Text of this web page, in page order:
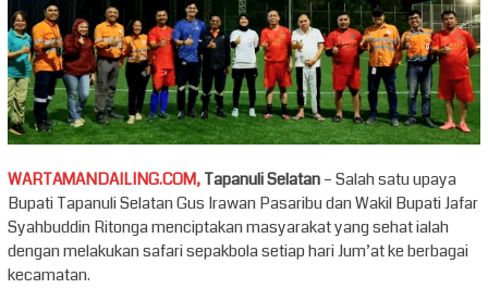
WARTAMANDAILING.COM,Tapanuli Selatan– Salah satu upaya
Bupati Tapanuli Selatan Gus Irawan Pasaribu dan Wakil Bupati Jafar
Syahbuddin Ritonga menciptakan masyarakat yang sehat ialah
dengan melakukan safari sepakbola setiap hari Jum’at ke berbagai
kecamatan.